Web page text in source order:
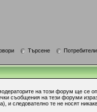
Търсене Потребители
на този форум ще се
съобщения на тези форуми
и следователно те не носят